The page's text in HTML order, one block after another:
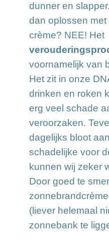
dunner en
dan oplossen
crème? NEE! Het
voornamelijk van
Het zit in onze
drinken en roken
erg veel schade
veroorzaken.
dagelijks bloot
schadelijke voor
kunnen wij zeker
Door goed te
(liever helemaal
zonnebank te